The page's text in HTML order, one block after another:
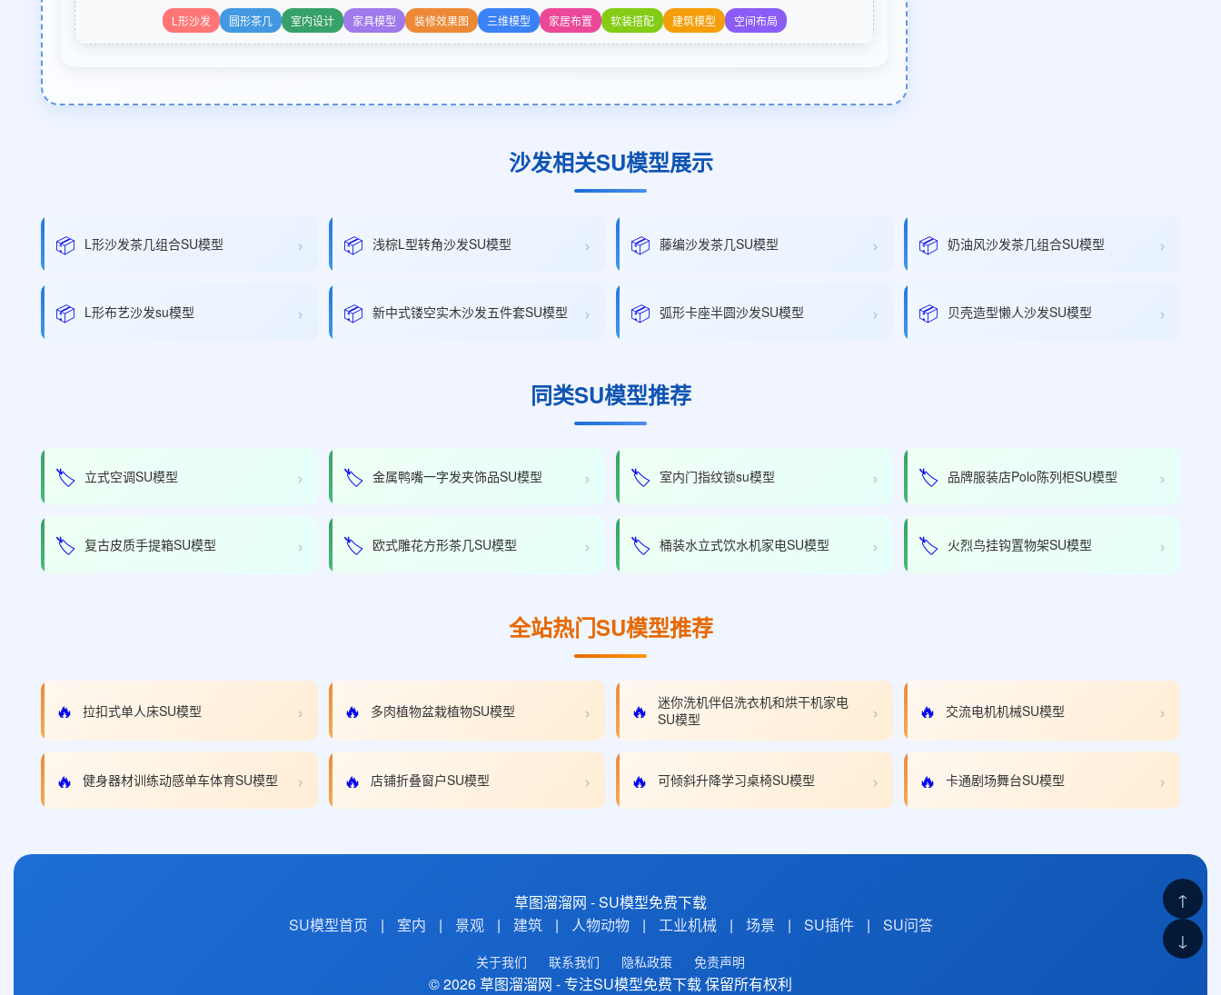
L形沙发 圆形茶几 室内设计 家具模型 装修效果图 三维模型 家居布置 软装搭配 建筑模型 空间布局
沙发相关SU模型展示
📦 L形沙发茶几组合SU模型 › 📦 浅棕L型转角沙发SU模型 › 📦 藤编沙发茶几SU模型 › 📦 奶油风沙发茶几组合SU模型 ›
📦 L形布艺沙发su模型 › 📦 新中式镂空实木沙发五件套SU模型 › 📦 弧形卡座半圆沙发SU模型 › 📦 贝壳造型懒人沙发SU模型 ›
同类SU模型推荐
🏷️ 立式空调SU模型 › 🏷️ 金属鸭嘴一字发夹饰品SU模型 › 🏷️ 室内门指纹锁su模型 › 🏷️ 品牌服装店Polo陈列柜SU模型 ›
🏷️ 复古皮质手提箱SU模型 › 🏷️ 欧式雕花方形茶几SU模型 › 🏷️ 桶装水立式饮水机家电SU模型 › 🏷️ 火烈鸟挂钩置物架SU模型 ›
全站热门SU模型推荐
🔥 拉扣式单人床SU模型 › 🔥 多肉植物盆栽植物SU模型 › 🔥
迷你洗机伴侣洗衣机和烘干机家电
SU模型
› 🔥 交流电机机械SU模型 ›
🔥 健身器材训练动感单车体育SU模型 › 🔥 店铺折叠窗户SU模型 › 🔥 可倾斜升降学习桌椅SU模型 › 🔥 卡通剧场舞台SU模型 ›
草图溜溜网 - SU模型免费下载
SU模型首页
| 室内 | 景观 | 建筑 | 人物动物 | 工业机械 | 场景 | SU插件 | SU问答
关于我们 联系我们 隐私政策 免责声明
© 2026 草图溜溜网 - 专注SU模型免费下载 保留所有权利
↑
↓